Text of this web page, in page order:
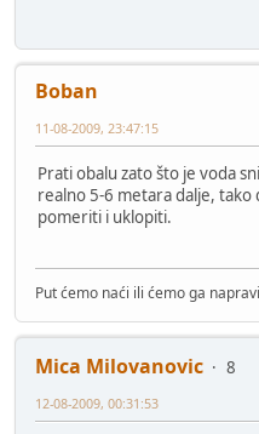
Boban
11-08-2009, 23:47:15
Prati obalu zato što je voda
realno 5-6 metara dalje, tako
pomeriti i uklopiti.
Put ćemo naći ili ćemo ga
Mica Milovanovic
8
12-08-2009, 00:31:53